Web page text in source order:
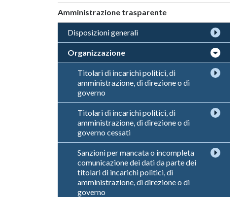
Amministrazione trasparente
Disposizioni generali
Organizzazione
Titolari di incarichi politici, di
amministrazione, di direzione o di
governo
Titolari di incarichi politici, di
amministrazione, di direzione o di
governo cessati
Sanzioni per mancata o incompleta
comunicazione dei dati da parte dei
titolari di incarichi politici, di
amministrazione, di direzione o di
governo